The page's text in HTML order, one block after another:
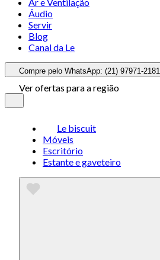
Áudio
Servir
Blog
Canal da Le
Compre pelo WhatsApp: (21) 97971-2181
Ver ofertas para a região
Le biscuit
Móveis
Escritório
Estante e gaveteiro